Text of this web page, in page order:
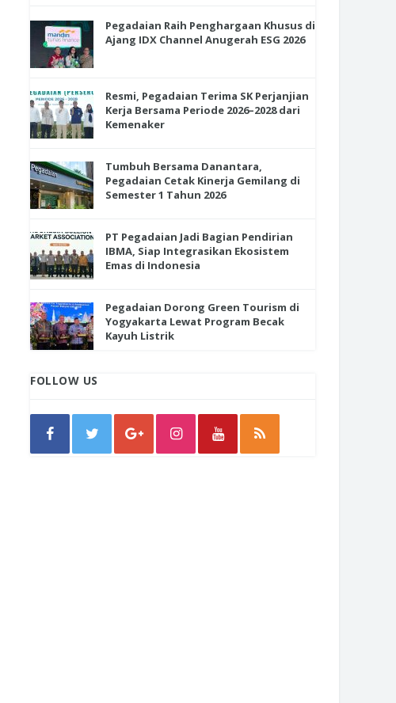
Pegadaian Raih Penghargaan Khusus di
Ajang IDX Channel Anugerah ESG 2026
Resmi, Pegadaian Terima SK Perjanjian
Kerja Bersama Periode 2026–2028 dari
Kemenaker
Tumbuh Bersama Danantara,
Pegadaian Cetak Kinerja Gemilang di
Semester 1 Tahun 2026
PT Pegadaian Jadi Bagian Pendirian
IBMA, Siap Integrasikan Ekosistem
Emas di Indonesia
Pegadaian Dorong Green Tourism di
Yogyakarta Lewat Program Becak
Kayuh Listrik
FOLLOW US